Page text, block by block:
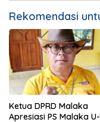
Rekomendasi
Ketua DPRD Malaka
Apresiasi PS Malaka